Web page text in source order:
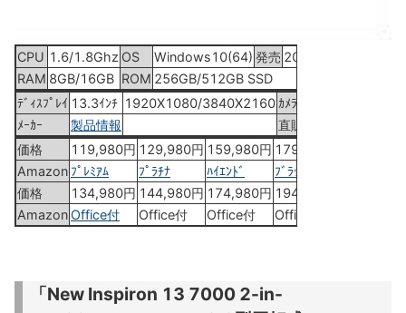
CPU 1.6/1.8Ghz OS Windows10(64) 発売 2018年10月5日
RAM 8GB/16GB ROM 256GB/512GB SSD
ﾃﾞｨｽﾌﾟﾚｲ 13.3ｲﾝﾁ 1920X1080/3840X2160 ｶﾒﾗ
ﾒｰｶｰ
製品情報 直販
価格
119,980円 129,980円 159,980円 179,980円
Amazon ﾌﾟﾚﾐｱﾑ ﾌﾟﾗﾁﾅ ﾊｲｴﾝﾄﾞ
ﾌﾞﾗｯｸ
価格
134,980円 144,980円 174,980円 194,980円
AmazonOffice付 Office付 Office付 Office付
「New Inspiron 13 7000 2-in-